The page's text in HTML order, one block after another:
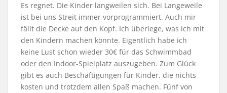
Es regnet. Die Kinder langweilen sich. Bei Langeweile
ist bei uns Streit immer vorprogrammiert. Auch mir
fällt die Decke auf den Kopf. Ich überlege, was ich mit
den Kindern machen könnte. Eigentlich habe ich
keine Lust schon wieder 30€ für das Schwimmbad
oder den Indoor-Spielplatz auszugeben. Zum Glück
gibt es auch Beschäftigungen für Kinder, die nichts
kosten und trotzdem allen Spaß machen. Fünf von